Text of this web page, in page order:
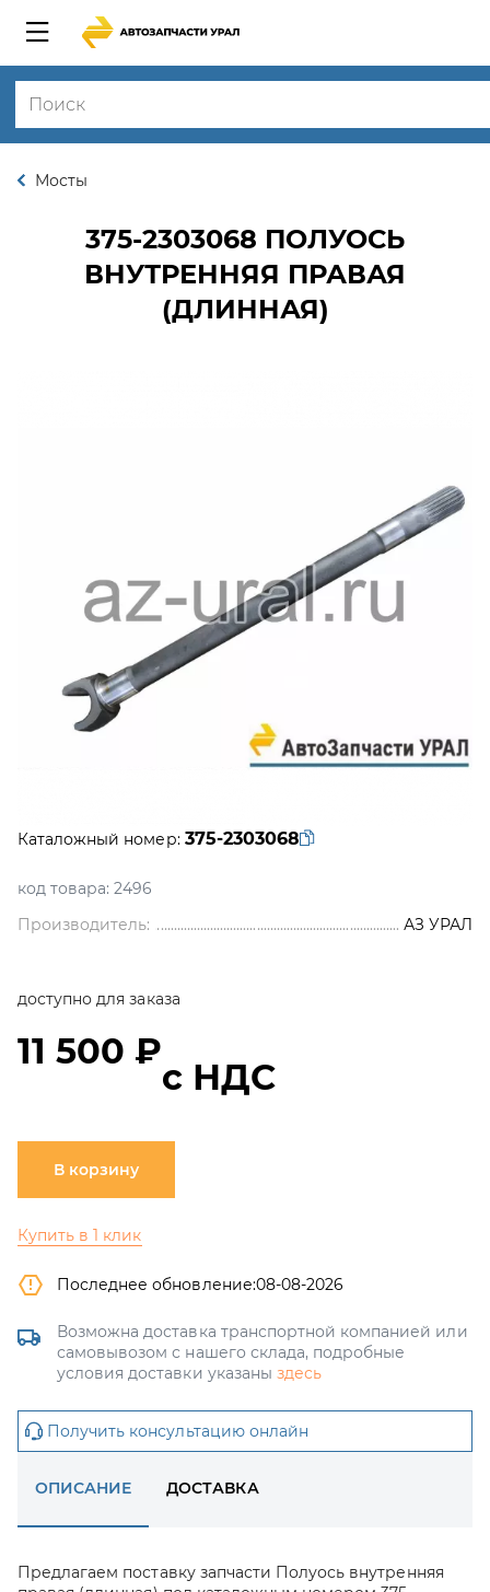
Мосты
375-2303068 ПОЛУОСЬ
ВНУТРЕННЯЯ ПРАВАЯ
(ДЛИННАЯ)
Каталожный номер: 375-2303068
код товара: 2496
Производитель:
АЗ УРАЛ
доступно для заказа
11 500 ₽
с НДС
В корзину
Купить в 1 клик
Последнее обновление:08-08-2026
Возможна доставка транспортной компанией или
самовывозом с нашего склада, подробные
условия доставки указаны здесь
Получить консультацию онлайн
ОПИСАНИЕ ДОСТАВКА
Предлагаем поставку запчасти Полуось внутренняя